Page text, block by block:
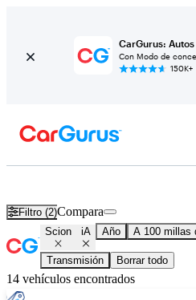
CarGurus:
Con Modo de
150K+
Filtro (2)Compara
Scion iA Año A 100 millas
Transmisión Borrar todo
14 vehículos encontrados